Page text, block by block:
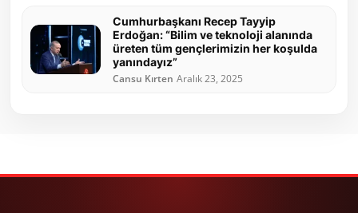
Cumhurbaşkanı Recep Tayyip
Erdoğan: “Bilim ve teknoloji alanında
üreten tüm gençlerimizin her koşulda
yanındayız”
Cansu Kırten Aralık 23, 2025